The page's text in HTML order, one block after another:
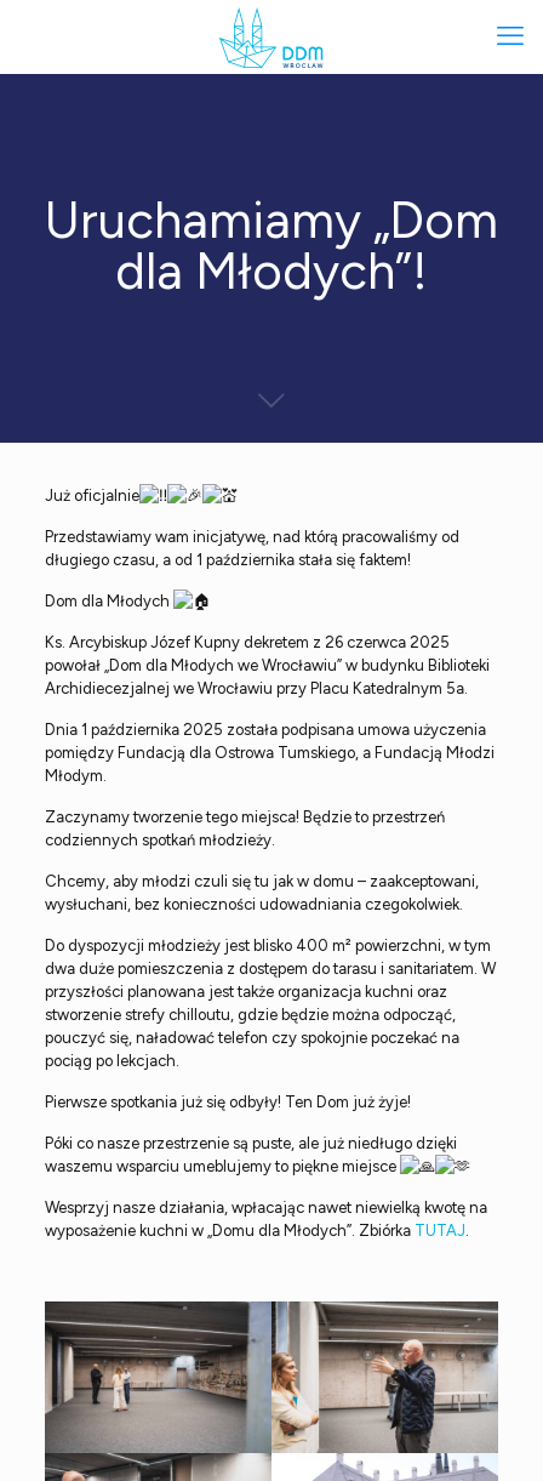
Uruchamiamy „Dom
dla Młodych”!
Już oficjalnie
Przedstawiamy wam inicjatywę, nad którą pracowaliśmy od
długiego czasu, a od 1 października stała się faktem!
Dom dla Młodych
Ks. Arcybiskup Józef Kupny dekretem z 26 czerwca 2025
powołał „Dom dla Młodych we Wrocławiu” w budynku Biblioteki
Archidiecezjalnej we Wrocławiu przy Placu Katedralnym 5a.
Dnia 1 października 2025 została podpisana umowa użyczenia
pomiędzy Fundacją dla Ostrowa Tumskiego, a Fundacją Młodzi
Młodym.
Zaczynamy tworzenie tego miejsca! Będzie to przestrzeń
codziennych spotkań młodzieży.
Chcemy, aby młodzi czuli się tu jak w domu – zaakceptowani,
wysłuchani, bez konieczności udowadniania czegokolwiek.
Do dyspozycji młodzieży jest blisko 400 m² powierzchni, w tym
dwa duże pomieszczenia z dostępem do tarasu i sanitariatem. W
przyszłości planowana jest także organizacja kuchni oraz
stworzenie strefy chilloutu, gdzie będzie można odpocząć,
pouczyć się, naładować telefon czy spokojnie poczekać na
pociąg po lekcjach.
Pierwsze spotkania już się odbyły! Ten Dom już żyje!
Póki co nasze przestrzenie są puste, ale już niedługo dzięki
waszemu wsparciu umeblujemy to piękne miejsce
Wesprzyj nasze działania, wpłacając nawet niewielką kwotę na
wyposażenie kuchni w „Domu dla Młodych”. Zbiórka TUTAJ.